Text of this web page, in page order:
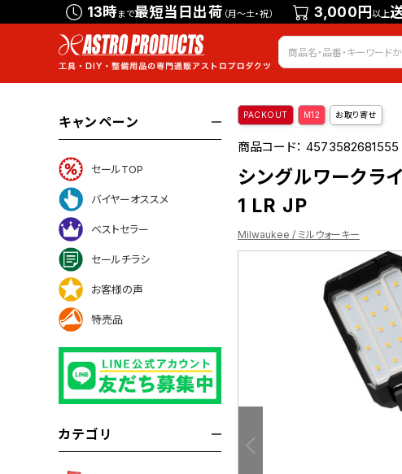
13時まで最短当日出荷 （月～土・祝） 3,000円以上
会員
キャンペーン
セールTOP
バイヤーオススメ
ベストセラー
セールチラシ
お客様の声
特売品
カテゴリ
PACKOUT M12 お取り寄せ
商品コード：
シングルワーク
1 LR JP
Milwaukee / ミルウォーキー